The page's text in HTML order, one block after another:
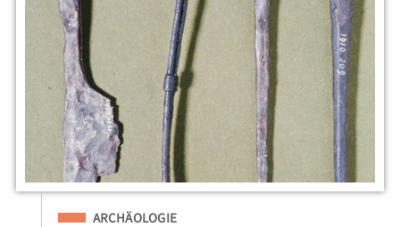
Eingeordnet unter
ARCHÄOLOGIE